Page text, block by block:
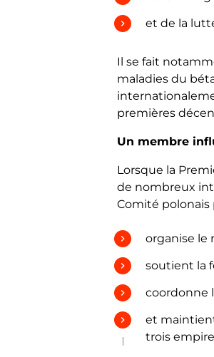
et de la
Il se fait
maladies du
premières
Un membre
Lorsque la
de nombreux
Comité polonais
organise le
soutient la
coordonne
et
trois